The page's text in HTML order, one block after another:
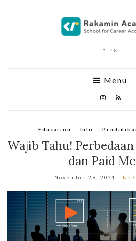
Blog
Menu
Education Info
Wajib Tahu!
dan Paid
November 29, 2021 No